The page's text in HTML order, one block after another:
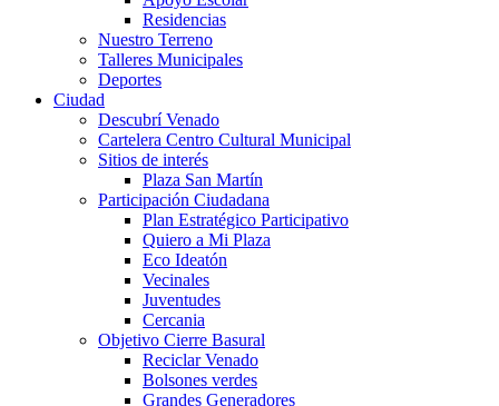
Residencias
Nuestro Terreno
Talleres Municipales
Deportes
Ciudad
Descubrí Venado
Cartelera Centro Cultural Municipal
Sitios de interés
Plaza San Martín
Participación Ciudadana
Plan Estratégico Participativo
Quiero a Mi Plaza
Eco Ideatón
Vecinales
Juventudes
Cercania
Objetivo Cierre Basural
Reciclar Venado
Bolsones verdes
Grandes Generadores